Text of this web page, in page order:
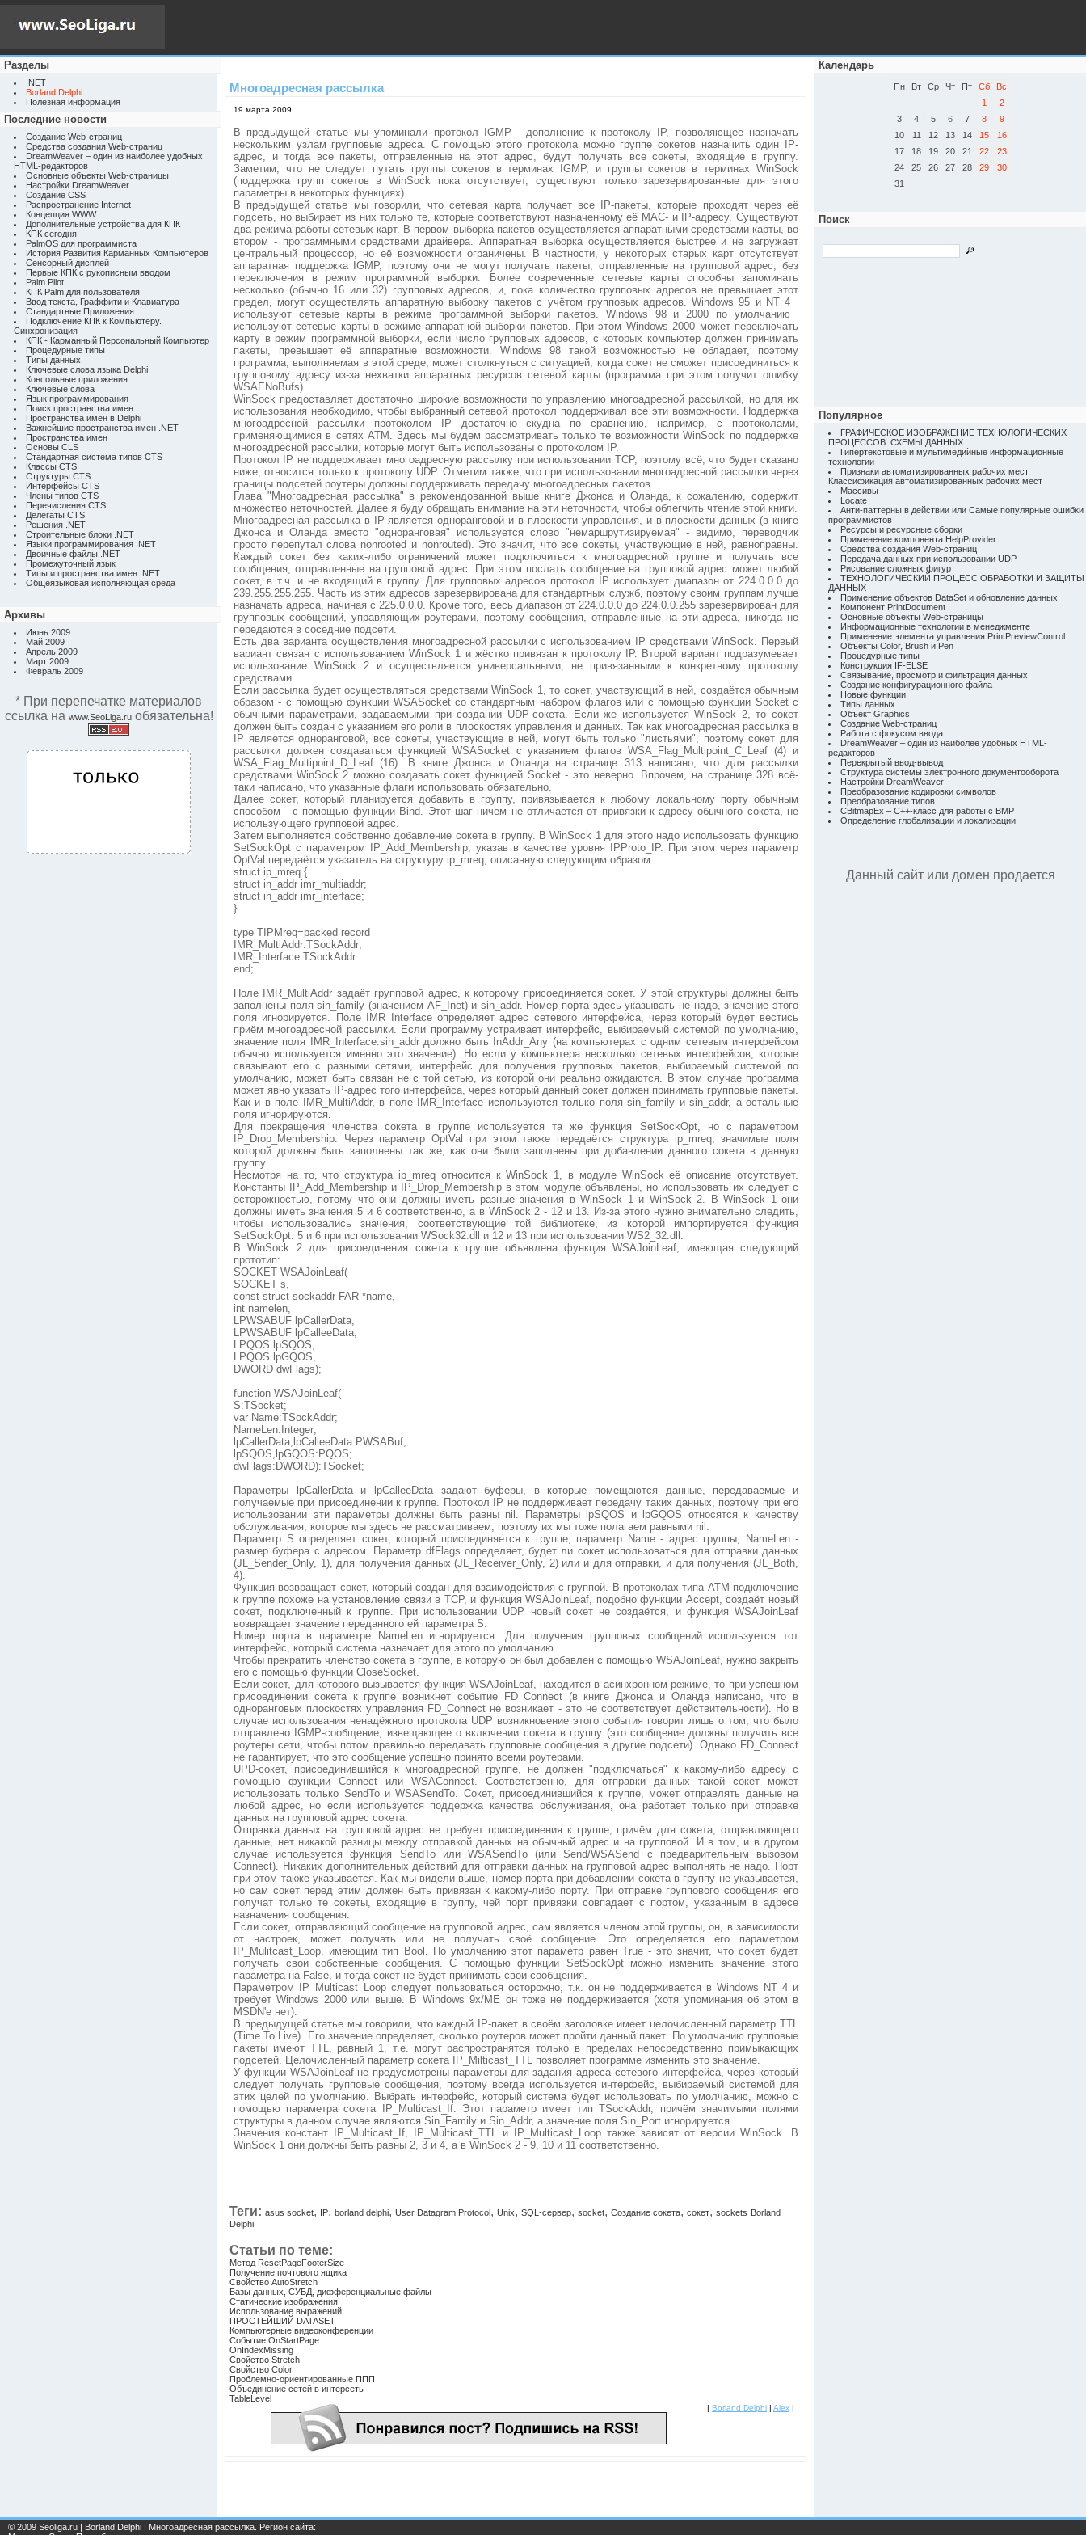
Разделы
.NET
Borland Delphi
Полезная информация
Последние новости
Создание Web-страниц
Средства создания Web-страниц
DreamWeaver – один из наиболее удобных
HTML-редакторов
Основные объекты Web-страницы
Настройки DreamWeaver
Создание CSS
Распространение Internet
Концепция WWW
Дополнительные устройства для КПК
КПК сегодня
PalmOS для программиста
История Развития Карманных Компьютеров
Сенсорный дисплей
Первые КПК с рукописным вводом
Palm Pilot
КПК Palm для пользователя
Ввод текста, Граффити и Клавиатура
Стандартные Приложения
Подключение КПК к Компьютеру.
Синхронизация
КПК - Карманный Персональный Компьютер
Процедурные типы
Типы данных
Ключевые слова языка Delphi
Консольные приложения
Ключевые слова
Язык программирования
Поиск пространства имен
Пространства имен в Delphi
Важнейшие пространства имен .NET
Пространства имен
Основы CLS
Стандартная система типов CTS
Классы CTS
Структуры CTS
Интерфейсы CTS
Члены типов CTS
Перечисления CTS
Делегаты CTS
Решения .NET
Строительные блоки .NET
Языки программирования .NET
Двоичные файлы .NET
Промежуточный язык
Типы и пространства имен .NET
Общеязыковая исполняющая среда
Архивы
Июнь 2009
Май 2009
Апрель 2009
Март 2009
Февраль 2009
* При перепечатке материалов
ссылка на www.SeoLiga.ruобязательна!
Многоадресная рассылка
19 марта 2009
В предыдущей статье мы упоминали протокол IGMP - дополнение к протоколу IP, позволяющее назначать
нескольким узлам групповые адреса. С помощью этого протокола можно группе сокетов назначить один IP-
адрес, и тогда все пакеты, отправленные на этот адрес, будут получать все сокеты, входящие в группу.
Заметим, что не следует путать группы сокетов в терминах IGMP, и группы сокетов в терминах WinSock
(поддержка групп сокетов в WinSock пока отсутствует, существуют только зарезервированные для этого
параметры в некоторых функциях).
В предыдущей статье мы говорили, что сетевая карта получает все IP-пакеты, которые проходят через её
подсеть, но выбирает из них только те, которые соответствуют назначенному её MAC- и IP-адресу. Существуют
два режима работы сетевых карт. В первом выборка пакетов осуществляется аппаратными средствами карты, во
втором - программными средствами драйвера. Аппаратная выборка осуществляется быстрее и не загружает
центральный процессор, но её возможности ограничены. В частности, у некоторых старых карт отсутствует
аппаратная поддержка IGMP, поэтому они не могут получать пакеты, отправленные на групповой адрес, без
переключения в режим программной выборки. Более современные сетевые карты способны запоминать
несколько (обычно 16 или 32) групповых адресов, и, пока количество групповых адресов не превышает этот
предел, могут осуществлять аппаратную выборку пакетов с учётом групповых адресов.Windows 95 и NT 4
используют сетевые карты в режиме программной выборки пакетов. Windows 98 и 2000 по умолчанию
используют сетевые карты в режиме аппаратной выборки пакетов. При этом Windows 2000 может переключать
карту в режим программной выборки, если число групповых адресов, с которых компьютер должен принимать
пакеты, превышает её аппаратные возможности. Windows 98 такой возможностью не обладает, поэтому
программа, выполняемая в этой среде, может столкнуться с ситуацией, когда сокет не сможет присоединиться к
групповому адресу из-за нехватки аппаратных ресурсов сетевой карты (программа при этом получит ошибку
WSAENoBufs).
WinSock предоставляет достаточно широкие возможности по управлению многоадресной рассылкой, но для их
использования необходимо, чтобы выбранный сетевой протокол поддерживал все эти возможности. Поддержка
многоадресной рассылки протоколом IP достаточно скудна по сравнению, например, с протоколами,
применяющимися в сетях ATM. Здесь мы будем рассматривать только те возможности WinSock по поддержке
многоадресной рассылки, которые могут быть использованы с протоколом IP.
Протокол IP не поддерживает многоадресную рассылку при использовании TCP, поэтому всё, что будет сказано
ниже, относится только к протоколу UDP. Отметим также, что при использовании многоадресной рассылки через
границы подсетей роутеры должны поддерживать передачу многоадресных пакетов.
Глава "Многоадресная рассылка" в рекомендованной выше книге Джонса и Оланда, к сожалению, содержит
множество неточностей. Далее я буду обращать внимание на эти неточности, чтобы облегчить чтение этой книги.
Многоадресная рассылка в IP является одноранговой и в плоскости управления, и в плоскости данных (в книге
Джонса и Оланда вместо "одноранговая" используется слово "немаршрутизируемая" - видимо, переводчик
просто перепутал слова nonrooted и nonrouted). Это значит, что все сокеты, участвующие в ней, равноправны.
Каждый сокет без каких-либо ограничений может подключиться к многоадресной группе и получать все
сообщения, отправленные на групповой адрес. При этом послать сообщение на групповой адрес может любой
сокет, в т.ч. и не входящий в группу. Для групповых адресов протокол IP использует диапазон от 224.0.0.0 до
239.255.255.255. Часть из этих адресов зарезервирована для стандартных служб, поэтому своим группам лучше
назначать адреса, начиная с 225.0.0.0. Кроме того, весь диапазон от 224.0.0.0 до 224.0.0.255 зарезервирован для
групповых сообщений, управляющих роутерами, поэтому сообщения, отправленные на эти адреса, никогда не
передаются в соседние подсети.
Есть два варианта осуществления многоадресной рассылки с использованием IP средствами WinSock. Первый
вариант связан с использованием WinSock 1 и жёстко привязан к протоколу IP. Второй вариант подразумевает
использование WinSock 2 и осуществляется универсальными, не привязанными к конкретному протоколу
средствами.
Если рассылка будет осуществляться средствами WinSock 1, то сокет, участвующий в ней, создаётся обычным
образом - с помощью функции WSASocket со стандартным набором флагов или с помощью функции Socket с
обычными параметрами, задаваемыми при создании UDP-сокета. Если же используется WinSock 2, то сокет
должен быть создан с указанием его роли в плоскостях управления и данных. Так как многоадресная рассылка в
IP является одноранговой, все сокеты, участвующие в ней, могут быть только "листьями", поэтому сокет для
рассылки должен создаваться функцией WSASocket с указанием флагов WSA_Flag_Multipoint_C_Leaf (4) и
WSA_Flag_Multipoint_D_Leaf (16). В книге Джонса и Оланда на странице 313 написано, что для рассылки
средствами WinSock 2 можно создавать сокет функцией Socket - это неверно. Впрочем, на странице 328 всё-
таки написано, что указанные флаги использовать обязательно.
Далее сокет, который планируется добавить в группу, привязывается к любому локальному порту обычным
способом - с помощью функции Bind. Этот шаг ничем не отличается от привязки к адресу обычного сокета, не
использующего групповой адрес.
Затем выполняется собственно добавление сокета в группу. В WinSock 1 для этого надо использовать функцию
SetSockOpt с параметром IP_Add_Membership, указав в качестве уровня IPProto_IP. При этом через параметр
OptVal передаётся указатель на структуру ip_mreq, описанную следующим образом:
struct ip_mreq {
struct in_addr imr_multiaddr;
struct in_addr imr_interface;
}
type TIPMreq=packed record
IMR_MultiAddr:TSockAddr;
IMR_Interface:TSockAddr
end;
Поле IMR_MultiAddr задаёт групповой адрес, к которому присоединяется сокет. У этой структуры должны быть
заполнены поля sin_family (значением AF_Inet) и sin_addr. Номер порта здесь указывать не надо, значение этого
поля игнорируется. Поле IMR_Interface определяет адрес сетевого интерфейса, через который будет вестись
приём многоадресной рассылки. Если программу устраивает интерфейс, выбираемый системой по умолчанию,
значение поля IMR_Interface.sin_addr должно быть InAddr_Any (на компьютерах с одним сетевым интерфейсом
обычно используется именно это значение). Но если у компьютера несколько сетевых интерфейсов, которые
связывают его с разными сетями, интерфейс для получения групповых пакетов, выбираемый системой по
умолчанию, может быть связан не с той сетью, из которой они реально ожидаются. В этом случае программа
может явно указать IP-адрес того интерфейса, через который данный сокет должен принимать групповые пакеты.
Как и в поле IMR_MultiAddr, в поле IMR_Interface используются только поля sin_family и sin_addr, а остальные
поля игнорируются.
Для прекращения членства сокета в группе используется та же функция SetSockOpt, но с параметром
IP_Drop_Membership. Через параметр OptVal при этом также передаётся структура ip_mreq, значимые поля
которой должны быть заполнены так же, как они были заполнены при добавлении данного сокета в данную
группу.
Несмотря на то, что структура ip_mreq относится к WinSock 1, в модуле WinSock её описание отсутствует.
Константы IP_Add_Membership и IP_Drop_Membership в этом модуле объявлены, но использовать их следует с
осторожностью, потому что они должны иметь разные значения в WinSock 1 и WinSock 2. В WinSock 1 они
должны иметь значения 5 и 6 соответственно, а в WinSock 2 - 12 и 13. Из-за этого нужно внимательно следить,
чтобы использовались значения, соответствующие той библиотеке, из которой импортируется функция
SetSockOpt: 5 и 6 при использовании WSock32.dll и 12 и 13 при использовании WS2_32.dll.
В WinSock 2 для присоединения сокета к группе объявлена функция WSAJoinLeaf, имеющая следующий
прототип:
SOCKET WSAJoinLeaf(
SOCKET s,
const struct sockaddr FAR *name,
int namelen,
LPWSABUF lpCallerData,
LPWSABUF lpCalleeData,
LPQOS lpSQOS,
LPQOS lpGQOS,
DWORD dwFlags);
function WSAJoinLeaf(
S:TSocket;
var Name:TSockAddr;
NameLen:Integer;
lpCallerData,lpCalleeData:PWSABuf;
lpSQOS,lpGQOS:PQOS;
dwFlags:DWORD):TSocket;
Параметры lpCallerData и lpCalleeData задают буферы, в которые помещаются данные, передаваемые и
получаемые при присоединении к группе. Протокол IP не поддерживает передачу таких данных, поэтому при его
использовании эти параметры должны быть равны nil. Параметры lpSQOS и lpGQOS относятся к качеству
обслуживания, которое мы здесь не рассматриваем, поэтому их мы тоже полагаем равными nil.
Параметр S определяет сокет, который присоединяется к группе, параметр Name - адрес группы, NameLen -
размер буфера с адресом. Параметр dfFlags определяет, будет ли сокет использоваться для отправки данных
(JL_Sender_Only, 1), для получения данных (JL_Receiver_Only, 2) или и для отправки, и для получения (JL_Both,
4).
Функция возвращает сокет, который создан для взаимодействия с группой. В протоколах типа ATM подключение
к группе похоже на установление связи в TCP, и функция WSAJoinLeaf, подобно функции Accept, создаёт новый
сокет, подключенный к группе. При использовании UDP новый сокет не создаётся, и функция WSAJoinLeaf
возвращает значение переданного ей параметра S.
Номер порта в параметре NameLen игнорируется. Для получения групповых сообщений используется тот
интерфейс, который система назначает для этого по умолчанию.
Чтобы прекратить членство сокета в группе, в которую он был добавлен с помощью WSAJoinLeaf, нужно закрыть
его с помощью функции CloseSocket.
Если сокет, для которого вызывается функция WSAJoinLeaf, находится в асинхронном режиме, то при успешном
присоединении сокета к группе возникнет событие FD_Connect (в книге Джонса и Оланда написано, что в
одноранговых плоскостях управления FD_Connect не возникает - это не соответствует действительности). Но в
случае использования ненадёжного протокола UDP возникновение этого события говорит лишь о том, что было
отправлено IGMP-сообщение, извещающее о включении сокета в группу (это сообщение должны получить все
роутеры сети, чтобы потом правильно передавать групповые сообщения в другие подсети). Однако FD_Connect
не гарантирует, что это сообщение успешно принято всеми роутерами.
UPD-сокет, присоединившийся к многоадресной группе, не должен "подключаться" к какому-либо адресу с
помощью функции Connect или WSAConnect. Соответственно, для отправки данных такой сокет может
использовать только SendTo и WSASendTo. Сокет, присоединившийся к группе, может отправлять данные на
любой адрес, но если используется поддержка качества обслуживания, она работает только при отправке
данных на групповой адрес сокета.
Отправка данных на групповой адрес не требует присоединения к группе, причём для сокета, отправляющего
данные, нет никакой разницы между отправкой данных на обычный адрес и на групповой. И в том, и в другом
случае используется функция SendTo или WSASendTo (или Send/WSASend с предварительным вызовом
Connect). Никаких дополнительных действий для отправки данных на групповой адрес выполнять не надо. Порт
при этом также указывается. Как мы видели выше, номер порта при добавлении сокета в группу не указывается,
но сам сокет перед этим должен быть привязан к какому-либо порту. При отправке группового сообщения его
получат только те сокеты, входящие в группу, чей порт привязки совпадает с портом, указанным в адресе
назначения сообщения.
Если сокет, отправляющий сообщение на групповой адрес, сам является членом этой группы, он, в зависимости
от настроек, может получать или не получать своё сообщение. Это определяется его параметром
IP_Mulitcast_Loop, имеющим тип Bool. По умолчанию этот параметр равен True - это значит, что сокет будет
получать свои собственные сообщения. С помощью функции SetSockOpt можно изменить значение этого
параметра на False, и тогда сокет не будет принимать свои сообщения.
Параметром IP_Multicast_Loop следует пользоваться осторожно, т.к. он не поддерживается в Windows NT 4 и
требует Windows 2000 или выше. В Windows 9x/ME он тоже не поддерживается (хотя упоминания об этом в
MSDN'е нет).
В предыдущей статье мы говорили, что каждый IP-пакет в своём заголовке имеет целочисленный параметр TTL
(Time To Live). Его значение определяет, сколько роутеров может пройти данный пакет. По умолчанию групповые
пакеты имеют TTL, равный 1, т.е. могут распространятся только в пределах непосредственно примыкающих
подсетей. Целочисленный параметр сокета IP_Milticast_TTL позволяет программе изменить это значение.
У функции WSAJoinLeaf не предусмотрены параметры для задания адреса сетевого интерфейса, через который
следует получать групповые сообщения, поэтому всегда используется интерфейс, выбираемый системой для
этих целей по умолчанию. Выбрать интерфейс, который система будет использовать по умолчанию, можно с
помощью параметра сокета IP_Multicast_If. Этот параметр имеет тип TSockAddr, причём значимыми полями
структуры в данном случае являются Sin_Family и Sin_Addr, а значение поля Sin_Port игнорируется.
Значения констант IP_Multicast_If, IP_Multicast_TTL и IP_Multicast_Loop также зависят от версии WinSock. В
WinSock 1 они должны быть равны 2, 3 и 4, а в WinSock 2 - 9, 10 и 11 соответственно.
Теги: asus socket, IP, borland delphi, User Datagram Protocol, Unix, SQL-сервер, socket, Создание сокета, сокет, sockets Borland
Delphi
Статьи по теме:
Метод ResetPageFooterSize
Получение почтового ящика
Свойство AutoStretch
Базы данных, СУБД, дифференциальные файлы
Статические изображения
Использование выражений
ПРОСТЕЙШИЙ DATASET
Компьютерные видеоконференции
Событие OnStartPage
OnIndexMissing
Свойство Stretch
Свойство Color
Проблемно-ориентированные ППП
Объединение сетей в интерсеть
TableLevel
| Borland Delphi | Alex |
Календарь
Пн Вт Ср Чт Пт Сб
Вс
1
2
3
4 5 6 7 8
9
10
11 12 13 14 15
16
17
18 19 20 21 22
23
24
25 26 27 28 29
30
31
Поиск
Популярное
ГРАФИЧЕСКОЕ ИЗОБРАЖЕНИЕ ТЕХНОЛОГИЧЕСКИХ
ПРОЦЕССОВ. СХЕМЫ ДАННЫХ
Гипертекстовые и мультимедийные информационные
технологии
Признаки автоматизированных рабочих мест.
Классификация автоматизированных рабочих мест
Массивы
Locate
Анти-паттерны в действии или Самые популярные ошибки
программистов
Ресурсы и ресурсные сборки
Применение компонента HelpProvider
Средства создания Web-страниц
Передача данных при использовании UDP
Рисование сложных фигур
ТЕХНОЛОГИЧЕСКИЙ ПРОЦЕСС ОБРАБОТКИ И ЗАЩИТЫ
ДАННЫХ
Применение объектов DataSet и обновление данных
Компонент PrintDocument
Основные объекты Web-страницы
Информационные технологии в менеджменте
Применение элемента управления PrintPreviewControl
Объекты Color, Brush и Pen
Процедурные типы
Конструкция IF-ELSE
Связывание, просмотр и фильтрация данных
Создание конфигурационного файла
Новые функции
Типы данных
Объект Graphics
Создание Web-страниц
Работа с фокусом ввода
DreamWeaver – один из наиболее удобных HTML-
редакторов
Перекрытый ввод-вывод
Структура системы электронного документооборота
Настройки DreamWeaver
Преобразование кодировки символов
Преобразование типов
CBitmapEx – C++-класс для работы с BMP
Определение глобализации и локализации
Данный сайт или домен продается
© 2009 Seoliga.ru | Borland Delphi | Многоадресная рассылка. Регион сайта: